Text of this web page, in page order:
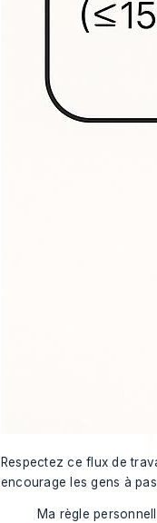
Respectez ce flux de
encourage les gens à
Ma règle